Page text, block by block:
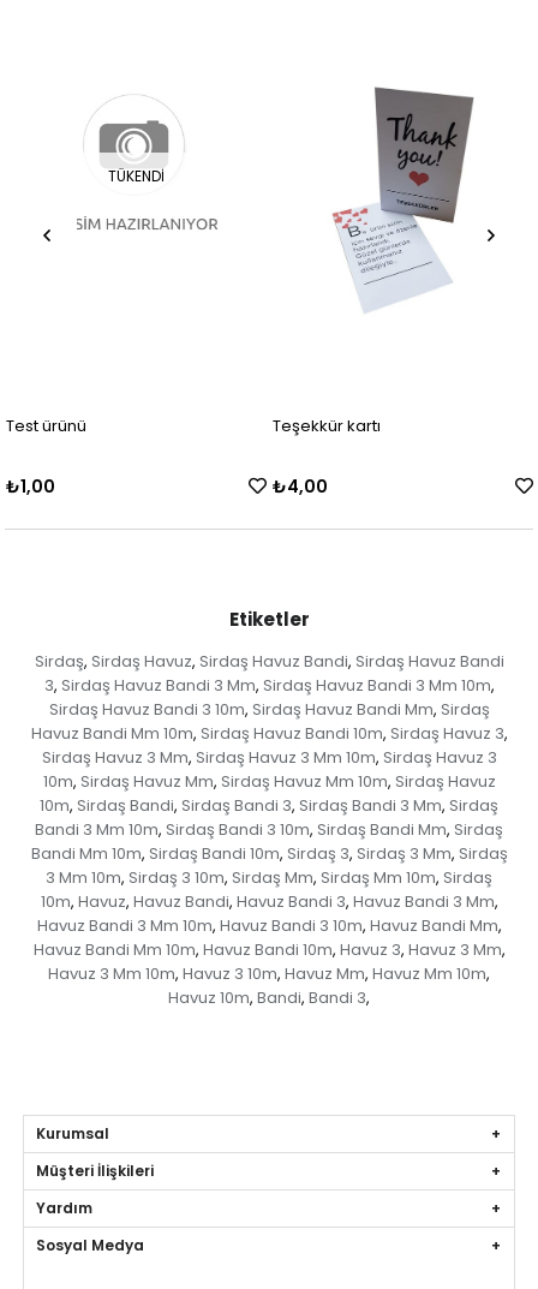
TÜKENDI
Test ürünü
₺1,00
Teşekkür kartı
₺4,00
Etiketler
Sirdaş, Sirdaş Havuz, Sirdaş Havuz Bandi, Sirdaş Havuz Bandi
3, Sirdaş Havuz Bandi 3 Mm, Sirdaş Havuz Bandi 3 Mm 10m,
Sirdaş Havuz Bandi 3 10m, Sirdaş Havuz Bandi Mm, Sirdaş
Havuz Bandi Mm 10m, Sirdaş Havuz Bandi 10m, Sirdaş Havuz 3,
Sirdaş Havuz 3 Mm, Sirdaş Havuz 3 Mm 10m, Sirdaş Havuz 3
10m, Sirdaş Havuz Mm, Sirdaş Havuz Mm 10m, Sirdaş Havuz
10m, Sirdaş Bandi, Sirdaş Bandi 3, Sirdaş Bandi 3 Mm, Sirdaş
Bandi 3 Mm 10m, Sirdaş Bandi 3 10m, Sirdaş Bandi Mm, Sirdaş
Bandi Mm 10m, Sirdaş Bandi 10m, Sirdaş 3, Sirdaş 3 Mm, Sirdaş
3 Mm 10m, Sirdaş 3 10m, Sirdaş Mm, Sirdaş Mm 10m, Sirdaş
10m, Havuz, Havuz Bandi, Havuz Bandi 3, Havuz Bandi 3 Mm,
Havuz Bandi 3 Mm 10m, Havuz Bandi 3 10m, Havuz Bandi Mm,
Havuz Bandi Mm 10m, Havuz Bandi 10m, Havuz 3, Havuz 3 Mm,
Havuz 3 Mm 10m, Havuz 3 10m, Havuz Mm, Havuz Mm 10m,
Havuz 10m, Bandi, Bandi 3,
Kurumsal
Müşteri İlişkileri
Yardım
Sosyal Medya